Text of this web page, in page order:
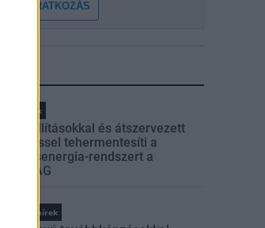
FELIRATKOZÁS
Helyi hírek
Gyárleállításokkal és átszervezett
termeléssel tehermentesíti a
villamosenergia-rendszert a
STRABAG
Országos hírek